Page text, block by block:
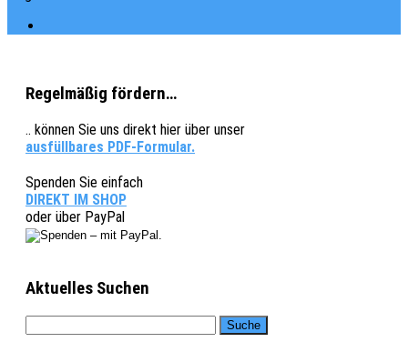
Regelmäßig fördern…
.. können Sie uns direkt hier über unser
ausfüllbares PDF-Formular.
Spenden Sie einfach
DIREKT IM SHOP
oder über PayPal
Aktuelles Suchen